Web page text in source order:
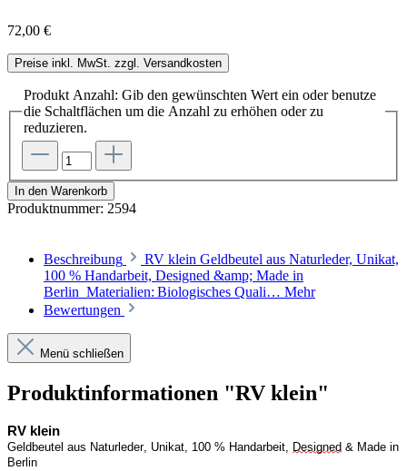
72,00 €
Preise inkl. MwSt. zzgl. Versandkosten
Produkt Anzahl: Gib den gewünschten Wert ein oder benutze
die Schaltflächen um die Anzahl zu erhöhen oder zu
reduzieren.
In den Warenkorb
Produktnummer: 2594
Beschreibung
RV klein Geldbeutel aus Naturleder, Unikat,
100 % Handarbeit, Designed &amp; Made in
Berlin Materialien: Biologisches Quali… Mehr
Bewertungen
Menü schließen
Produktinformationen "RV klein"
RV klein
Geldbeutel aus Naturleder, Unikat, 100 % Handarbeit, Designed & Made in
Berlin